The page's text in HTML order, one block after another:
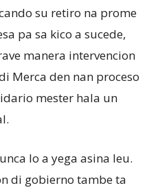
su retiro na prome
pa sa kico a sucede,
manera intervencion
Merca den nan proceso
mester hala un
lo a yega asina leu.
di gobierno tambe ta